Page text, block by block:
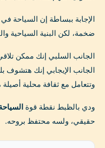
الإجابة ببساطة إن
ضخمة، لكن البنية السياحية
الجانب السلبي إنك ممكن
الجانب الإيجابي إنك
وتتعامل مع ثقافة محلية
ودي بالظبط نقطة قوة السياحة
حقيقي، ولسه محتفظ بروحه.